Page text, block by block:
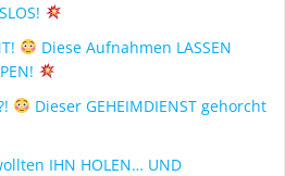
Diese Aufnahmen LASSEN
Dieser GEHEIMDIENST gehorcht
IHN HOLEN… UND